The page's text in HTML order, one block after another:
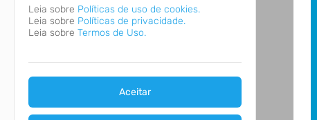
Leia sobre Políticas de uso de cookies.
Leia sobre Políticas de privacidade.
Leia sobre Termos de Uso.
Aceitar